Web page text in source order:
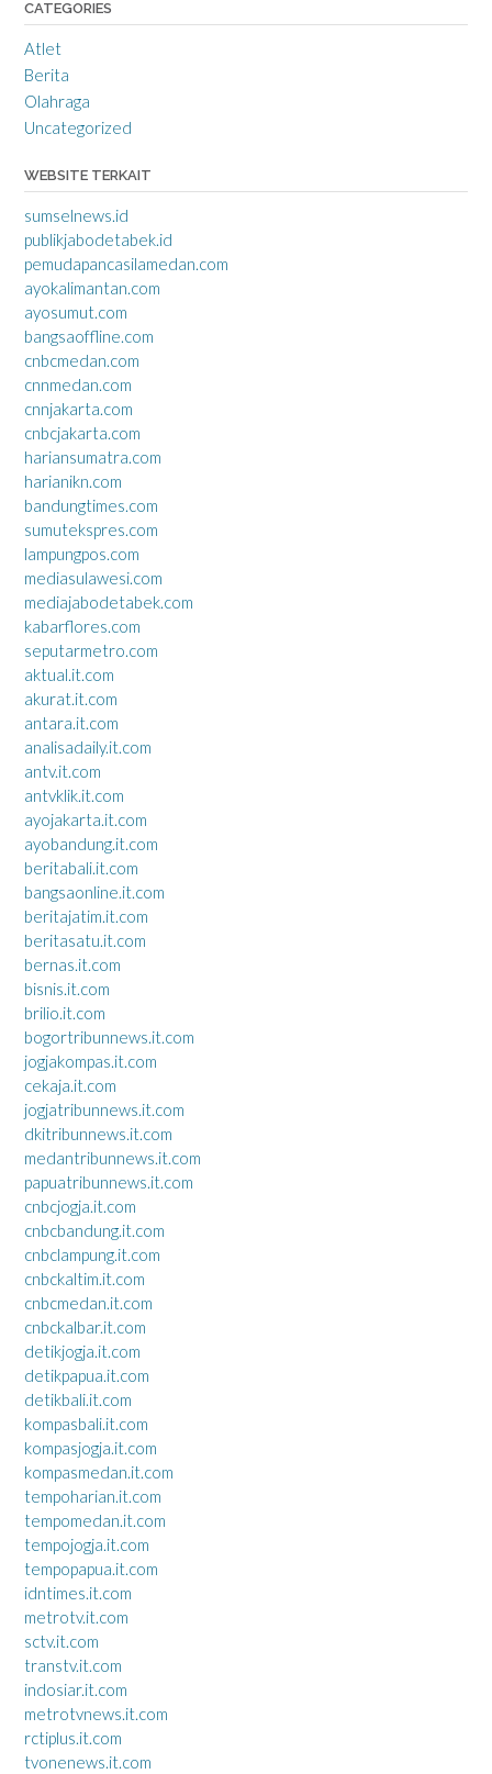
CATEGORIES
Atlet
Berita
Olahraga
Uncategorized
WEBSITE TERKAIT
sumselnews.id
publikjabodetabek.id
pemudapancasilamedan.com
ayokalimantan.com
ayosumut.com
bangsaoffline.com
cnbcmedan.com
cnnmedan.com
cnnjakarta.com
cnbcjakarta.com
hariansumatra.com
harianikn.com
bandungtimes.com
sumutekspres.com
lampungpos.com
mediasulawesi.com
mediajabodetabek.com
kabarflores.com
seputarmetro.com
aktual.it.com
akurat.it.com
antara.it.com
analisadaily.it.com
antv.it.com
antvklik.it.com
ayojakarta.it.com
ayobandung.it.com
beritabali.it.com
bangsaonline.it.com
beritajatim.it.com
beritasatu.it.com
bernas.it.com
bisnis.it.com
brilio.it.com
bogortribunnews.it.com
jogjakompas.it.com
cekaja.it.com
jogjatribunnews.it.com
dkitribunnews.it.com
medantribunnews.it.com
papuatribunnews.it.com
cnbcjogja.it.com
cnbcbandung.it.com
cnbclampung.it.com
cnbckaltim.it.com
cnbcmedan.it.com
cnbckalbar.it.com
detikjogja.it.com
detikpapua.it.com
detikbali.it.com
kompasbali.it.com
kompasjogja.it.com
kompasmedan.it.com
tempoharian.it.com
tempomedan.it.com
tempojogja.it.com
tempopapua.it.com
idntimes.it.com
metrotv.it.com
sctv.it.com
transtv.it.com
indosiar.it.com
metrotvnews.it.com
rctiplus.it.com
tvonenews.it.com